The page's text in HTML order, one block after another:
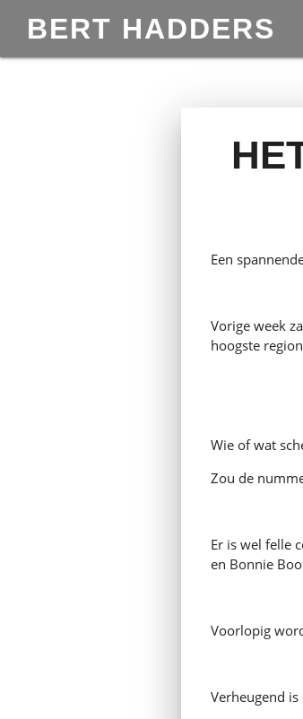
BERT HADDERS
Een
Vorige week
hoogste
Wie of wat
Zou de
Er is wel felle
en Bonnie
Voorlopig
Verheugend